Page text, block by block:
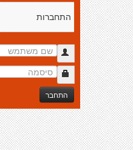
התחברות
התחבר